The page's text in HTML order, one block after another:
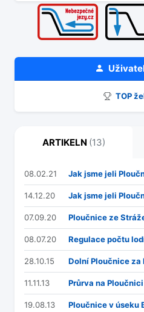
TOP
ARTIKELN (13)
08.02.21 Jak jsme jeli
14.12.20 Jak jsme jeli
07.09.20 Ploučnice ze
08.07.20 Regulace počtu
28.10.15 Dolní Ploučnice za
11.11.13 Průrva na
19.08.13 Ploučnice v úseku